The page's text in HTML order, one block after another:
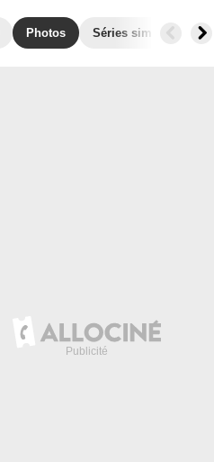
Photos Séries similaires